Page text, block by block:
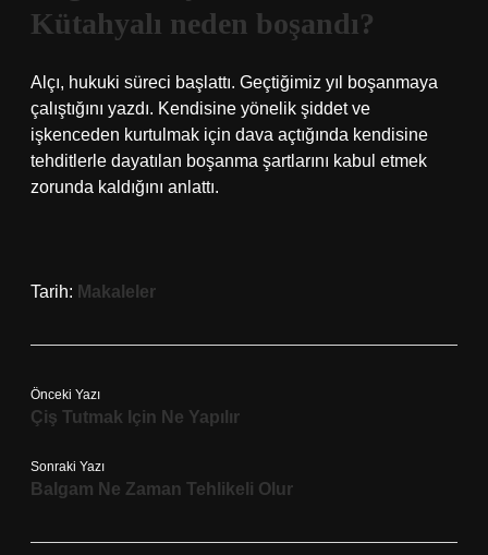
Kütahyalı neden boşandı?
Alçı, hukuki süreci başlattı. Geçtiğimiz yıl boşanmaya
çalıştığını yazdı. Kendisine yönelik şiddet ve
işkenceden kurtulmak için dava açtığında kendisine
tehditlerle dayatılan boşanma şartlarını kabul etmek
zorunda kaldığını anlattı.
Tarih: Makaleler
Önceki Yazı
Çiş Tutmak Için Ne Yapılır
Sonraki Yazı
Balgam Ne Zaman Tehlikeli Olur